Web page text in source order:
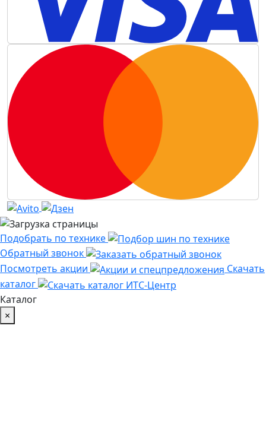
Подобрать по технике
Обратный звонок
Посмотреть акции
Скачать
каталог
Каталог
×